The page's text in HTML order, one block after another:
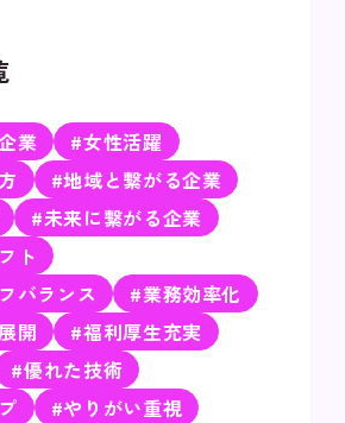
業
#女性活躍
#地域と繋がる企業
#未来に繋がる企業
ト
バランス
#業務効率化
開
#福利厚生充実
#優れた技術
#やりがい重視